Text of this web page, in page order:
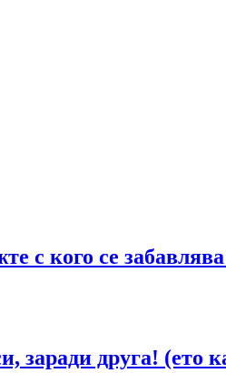
с кого се
заради друга!